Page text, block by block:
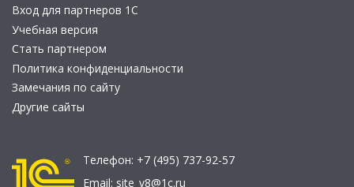
Вход для партнеров 1С
Учебная версия
Стать партнером
Политика конфиденциальности
Замечания по сайту
Другие сайты
Телефон: +7 (495) 737-92-57
Email: site_v8@1c.ru